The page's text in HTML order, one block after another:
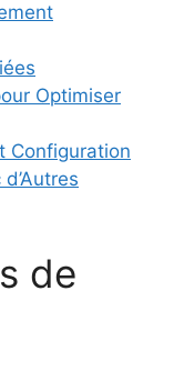
Optimiser
Configuration
de